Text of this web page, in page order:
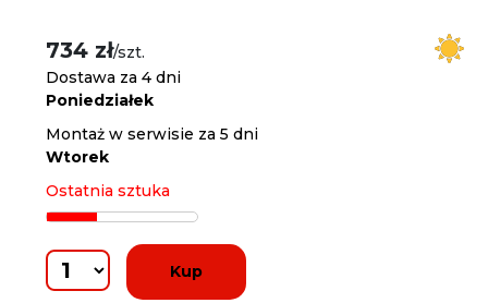
734 zł/szt.
Dostawa za 4 dni
Poniedziałek
Montaż w serwisie za 5 dni
Wtorek
Ostatnia sztuka
Kup